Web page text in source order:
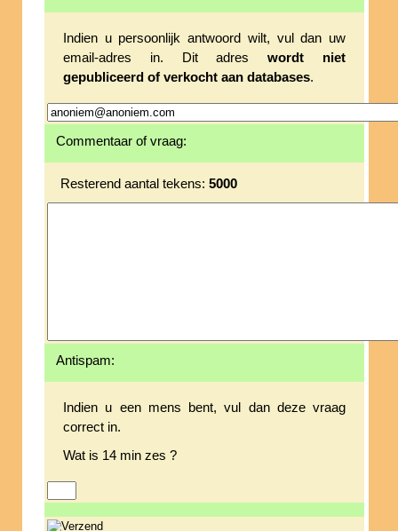
Indien u persoonlijk antwoord wilt, vul dan uw
email-adres in. Dit adreswordt niet
gepubliceerd of verkocht aan databases.
Commentaar of vraag:
Resterend aantal tekens: 5000
Antispam:
Indien u een mens bent, vul dan deze vraag
correct in.
Wat is 14 min zes ?